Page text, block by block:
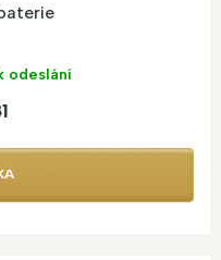
odeslání